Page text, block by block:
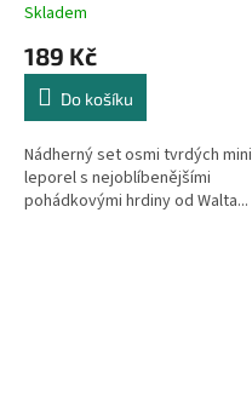
Skladem
189 Kč
Do košíku
Nádherný set osmi tvrdých mini
leporel s nejoblíbenějšími
pohádkovými hrdiny od Walta...